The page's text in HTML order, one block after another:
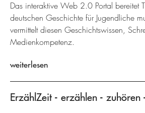
Das interaktive Web 2.0 Portal bereitet
deutschen Geschichte für Jugendliche
vermittelt diesen Geschichtswissen,
Medienkompetenz.
weiterlesen
ErzählZeit - erzählen - zuhören